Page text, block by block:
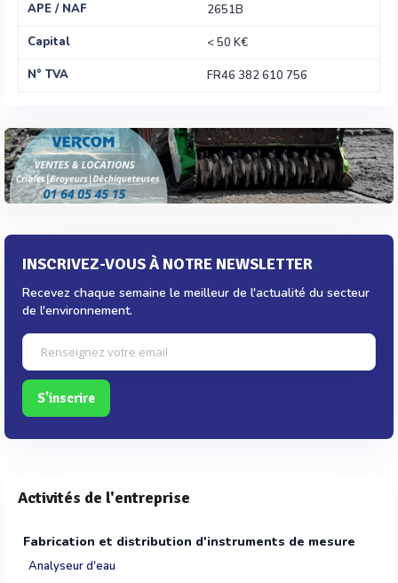
APE / NAF
2651B
Capital
< 50 K€
N° TVA
FR46 382 610 756
INSCRIVEZ-VOUS À NOTRE NEWSLETTER
Recevez chaque semaine le meilleur de l'actualité du secteur
de l'environnement.
S'inscrire
Activités de l'entreprise
Fabrication et distribution d'instruments de mesure
Analyseur d'eau